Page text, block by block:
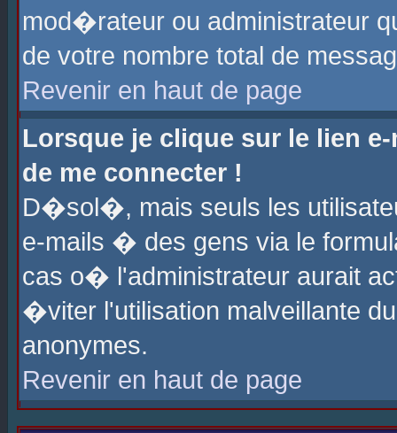
mod�rateur ou administrateur
de votre nombre total de
Revenir en haut de page
Lorsque je clique sur le lien
de me connecter !
D�sol�, mais seuls les
e-mails � des gens via le
cas o� l'administrateur aurait
�viter l'utilisation malveillante
anonymes.
Revenir en haut de page